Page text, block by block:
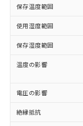
保存温度範囲
使用湿度範囲
保存湿度範囲
温度の影響
電圧の影響
絶縁抵抗
以下の条件
本サ
商品
(税抜
当社
本サ
こと
在庫
記載
非含有に非
定はありませ
調査・確認
非含有の対
非該当品：
害物質有無
仕入先様の
いたものが
むを得ず変
※1 中国
「○」：最
基準値以下
「×」：最
基準値を超
「－」：未
い合わせくだ
当社
為替
（以